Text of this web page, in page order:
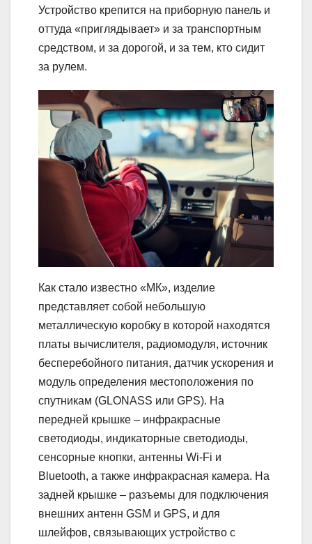
Устройство крепится на приборную панель и
оттуда «приглядывает» и за транспортным
средством, и за дорогой, и за тем, кто сидит
за рулем.
Как стало известно «МК», изделие
представляет собой небольшую
металлическую коробку в которой находятся
платы вычислителя, радиомодуля, источник
бесперебойного питания, датчик ускорения и
модуль определения местоположения по
спутникам (GLONASS или GPS). На
передней крышке – инфракрасные
светодиоды, индикаторные светодиоды,
сенсорные кнопки, антенны Wi-Fi и
Bluetooth, а также инфракрасная камера. На
задней крышке – разъемы для подключения
внешних антенн GSM и GPS, и для
шлейфов, связывающих устройство с